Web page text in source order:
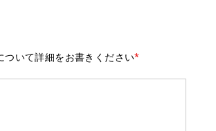
ついて詳細をお書きください*